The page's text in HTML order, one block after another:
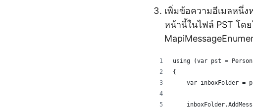
เพิ่มข้อความอีเมลหนึ่ง
หน้านี้ในไฟล์ PST โด
using (var pst =
{
var inboxFolder =